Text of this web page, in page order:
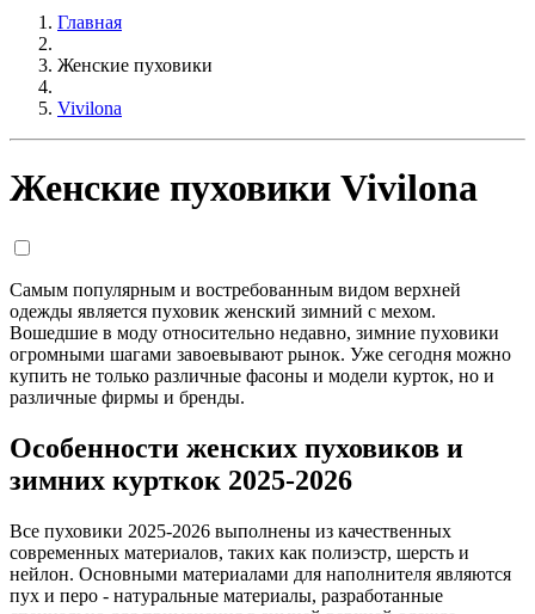
Главная
Женские пуховики
Vivilona
Женские пуховики Vivilona
Самым популярным и востребованным видом верхней
одежды является пуховик женский зимний с мехом.
Вошедшие в моду относительно недавно, зимние пуховики
огромными шагами завоевывают рынок. Уже сегодня можно
купить не только различные фасоны и модели курток, но и
различные фирмы и бренды.
Особенности женских пуховиков и
зимних курткок 2025-2026
Все пуховики 2025-2026 выполнены из качественных
современных материалов, таких как полиэстр, шерсть и
нейлон. Основными материалами для наполнителя являются
пух и перо - натуральные материалы, разработанные